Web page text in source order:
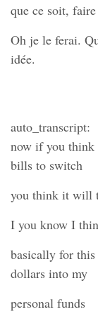
que ce soit,
Oh je le ferai.
idée.
auto_transcript:
now if you think
bills to switch
you think it will
I you know I
basically for this
dollars into my
personal funds